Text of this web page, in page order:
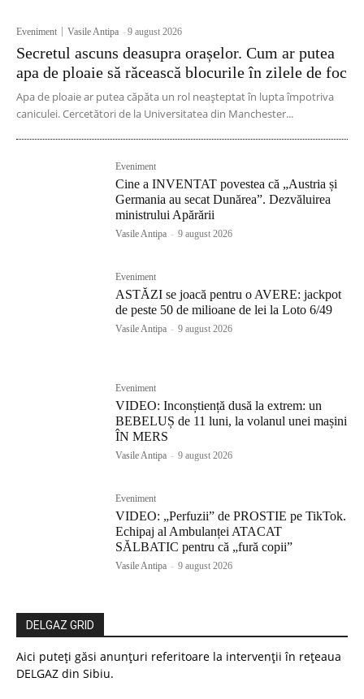
Eveniment Vasile Antipa -9 august 2026
Secretul ascuns deasupra orașelor. Cum ar putea
apa de ploaie să răcească blocurile în zilele de foc
Apa de ploaie ar putea căpăta un rol neașteptat în lupta împotriva
caniculei. Cercetători de la Universitatea din Manchester...
Eveniment
Cine a INVENTAT povestea că „Austria și
Germania au secat Dunărea”. Dezvăluirea
ministrului Apărării
Vasile Antipa - 9 august 2026
Eveniment
ASTĂZI se joacă pentru o AVERE: jackpot
de peste 50 de milioane de lei la Loto 6/49
Vasile Antipa - 9 august 2026
Eveniment
VIDEO: Inconștiență dusă la extrem: un
BEBELUȘ de 11 luni, la volanul unei mașini
ÎN MERS
Vasile Antipa - 9 august 2026
Eveniment
VIDEO: „Perfuzii” de PROSTIE pe TikTok.
Echipaj al Ambulanței ATACAT
SĂLBATIC pentru că „fură copii”
Vasile Antipa - 9 august 2026
DELGAZ GRID
Aici puteți găsi anunțuri referitoare la intervenții în rețeaua
DELGAZ din Sibiu.